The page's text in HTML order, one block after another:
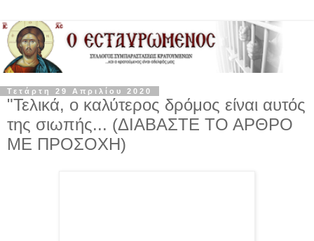
Τετάρτη 29 Απριλίου 2020
"Τελικά, ο καλύτερος δρόμος είναι αυτός
της σιωπής... (ΔΙΑΒΑΣΤΕ ΤΟ ΑΡΘΡΟ
ΜΕ ΠΡΟΣΟΧΗ)